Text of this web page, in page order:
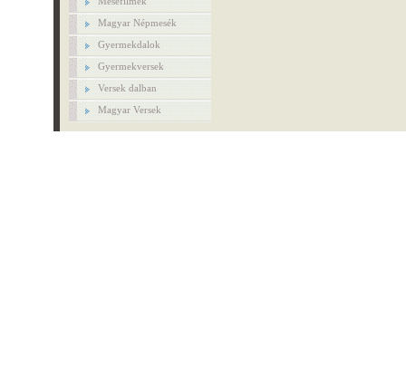
Magyar Népmesék
Gyermekdalok
Gyermekversek
Versek dalban
Magyar Versek